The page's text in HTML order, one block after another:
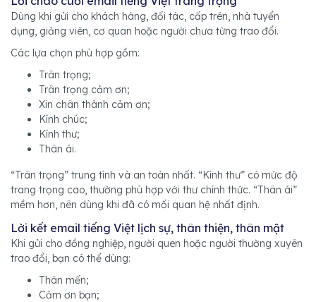
Dùng khi gửi cho khách hàng, đối tác, cấp trên, nhà tuyển
dụng, giảng viên, cơ quan hoặc người chưa từng trao đổi.
Các lựa chọn phù hợp gồm:
Trân trọng;
Trân trọng cảm ơn;
Xin chân thành cảm ơn;
Kính chúc;
Kính thư;
Thân ái.
“Trân trọng” trung tính và an toàn nhất. “Kính thư” có mức độ
trang trọng cao, thường phù hợp với thư chính thức. “Thân ái”
mềm hơn, nên dùng khi đã có mối quan hệ nhất định.
Lời kết email tiếng Việt lịch sự, thân thiện, thân mật
Khi gửi cho đồng nghiệp, người quen hoặc người thường xuyên
trao đổi, bạn có thể dùng:
Thân mến;
Cảm ơn bạn;